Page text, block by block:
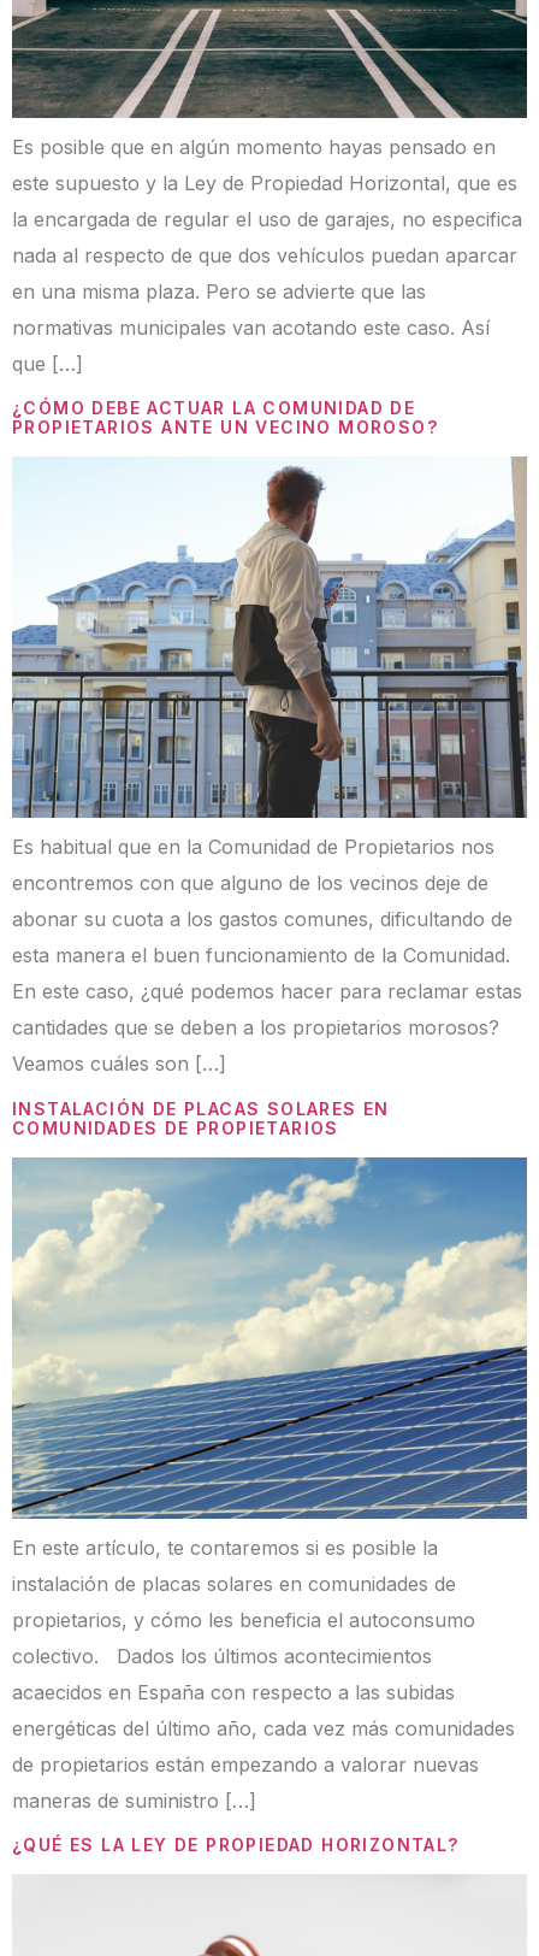
Es posible que en algún momento hayas pensado en
este supuesto y la Ley de Propiedad Horizontal, que es
la encargada de regular el uso de garajes, no especifica
nada al respecto de que dos vehículos puedan aparcar
en una misma plaza. Pero se advierte que las
normativas municipales van acotando este caso. Así
que […]
¿CÓMO DEBE ACTUAR LA COMUNIDAD DE
PROPIETARIOS ANTE UN VECINO MOROSO?
Es habitual que en la Comunidad de Propietarios nos
encontremos con que alguno de los vecinos deje de
abonar su cuota a los gastos comunes, dificultando de
esta manera el buen funcionamiento de la Comunidad.
En este caso, ¿qué podemos hacer para reclamar estas
cantidades que se deben a los propietarios morosos?
Veamos cuáles son […]
INSTALACIÓN DE PLACAS SOLARES EN
COMUNIDADES DE PROPIETARIOS
En este artículo, te contaremos si es posible la
instalación de placas solares en comunidades de
propietarios, y cómo les beneficia el autoconsumo
colectivo. Dados los últimos acontecimientos
acaecidos en España con respecto a las subidas
energéticas del último año, cada vez más comunidades
de propietarios están empezando a valorar nuevas
maneras de suministro […]
¿QUÉ ES LA LEY DE PROPIEDAD HORIZONTAL?